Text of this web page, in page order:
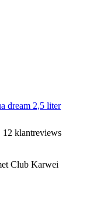
dream 2,5 liter
12 klantreviews
Club Karwei